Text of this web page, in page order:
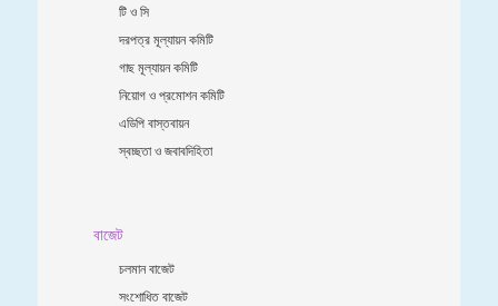
টি ও সি
দরপত্র মূল্যায়ন কমিটি
গাছ মূল্যায়ন কমিটি
নিয়োগ ও প্রমোশন কমিটি
এডিপি বাস্তবায়ন
স্বচ্ছতা ও জবাবদিহিতা
বাজেট
চলমান বাজেট
সংশোধিত বাজেট